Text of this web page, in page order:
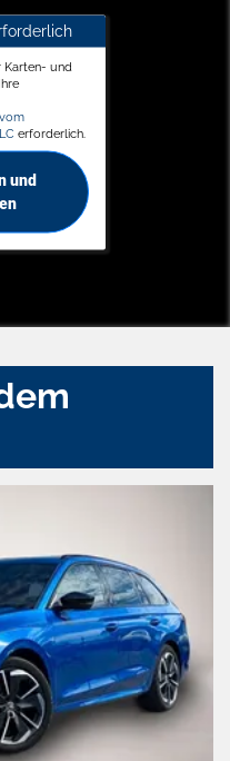
Karten- und
erforderlich.
und